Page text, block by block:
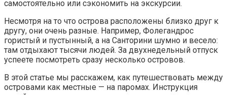
самостоятельно или сэкономить на экскурсии.
Несмотря на то что острова расположены близко друг к
другу, они очень разные. Например, Фолегандрос
гористый и пустынный, а на Санторини шумно и весело:
там отдыхают тысячи людей. За двухнедельный отпуск
успеете посмотреть сразу несколько островов.
В этой статье мы расскажем, как путешествовать между
островами как местные — на паромах. Инструкция